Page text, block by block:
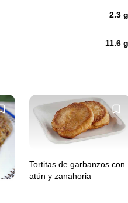
2.3 g
11.6 g
Tortitas de garbanzos con
atún y zanahoria